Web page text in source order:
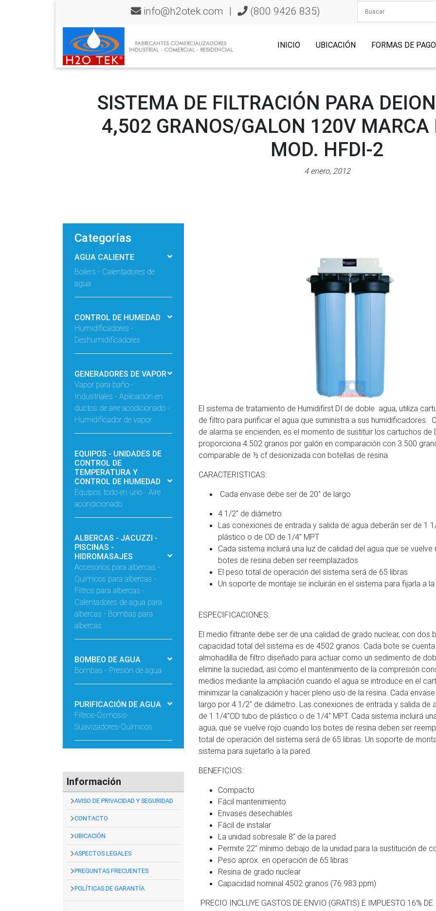
info@h2otek.com | (800 9426 835)
INICIO UBICACIÓN FORMAS DE PAGO
SISTEMA DE FILTRACIÓN PARA
4,502 GRANOS/GALON 120V MARCA
MOD. HFDI-2
4 enero, 2012
Categorías
AGUA CALIENTE
Boilers - Calentadores de
agua
CONTROL DE HUMEDAD
Humidificadores -
Deshumidificadores
GENERADORES DE VAPOR
Vapor para baño -
Industriales - Aplicación en
ductos de aire acodicionado -
Humidificador de vapor
EQUIPOS - UNIDADES DE
CONTROL DE
TEMPERATURA Y
CONTROL DE HUMEDAD
Equipos todo en uno - Aire
acondicionado
ALBERCAS - JACUZZI -
PISCINAS -
HIDROMASAJES
Accesorios para albercas -
Químicos para albercas -
Filtros para albercas -
Calentadores de agua para
albercas - Bombas para
albercas
BOMBEO DE AGUA
Bombas - Presión de agua
PURIFICACIÓN DE AGUA
Filtros-Ósmosis-
Suavizadores-Químicos
Información
AVISO DE PRIVACIDAD Y SEGURIDAD
CONTACTO
UBICACIÓN
ASPECTOS LEGALES
PREGUNTAS FRECUENTES
POLÍTICAS DE GARANTÍA
El sistema de tratamiento de Humidifirst DI de doble agua, utiliza
de filtro para purificar el agua que suministra a sus humidificadores.
de alarma se encienden, es el momento de sustituir los cartuchos de
proporciona 4.502 granos por galón en comparación con 3.500
comparable de ½ cf desionizada con botellas de resina.
CARACTERISTICAS:
Cada envase debe ser de 20″ de largo
4 1/2″ de diámetro
Las conexiones de entrada y salida de agua deberán ser de 1
plástico o de OD de 1/4″ MPT
Cada sistema incluirá una luz de calidad del agua que se
botes de resina deben ser reemplazados
El peso total de operación del sistema será de 65 libras
Un soporte de montaje se incluirán en el sistema para fijarla a
ESPECIFICACIONES:
El medio filtrante debe ser de una calidad de grado nuclear, con dos
capacidad total del sistema es de 4502 granos. Cada bote se
almohadilla de filtro diseñado para actuar como un sedimento de
elimine la suciedad, así como el mantenimiento de la compresión
medios mediante la ampliación cuando el agua se introduce en el
minimizar la canalización y hacer pleno uso de la resina. Cada
largo por 4 1/2″ de diámetro. Las conexiones de entrada y salida de
de 1 1/4″OD tubo de plástico o de 1/4″ MPT. Cada sistema incluirá
agua, que se vuelve rojo cuando los botes de resina deben ser
total de operación del sistema será de 65 libras. Un soporte de
sistema para sujetarlo a la pared.
BENEFICIOS:
Compacto
Fácil mantenimiento
Envases desechables
Fácil de instalar
La unidad sobresale 8″ de la pared
Permite 22″ mínimo debajo de la unidad para la sustitución de
Peso aprox. en operación de 65 libras
Resina de grado nuclear
Capacidad nominal 4502 granos (76.983 ppm)
PRECIO INCLUYE GASTOS DE ENVIO (GRATIS) E IMPUESTO 16% DE